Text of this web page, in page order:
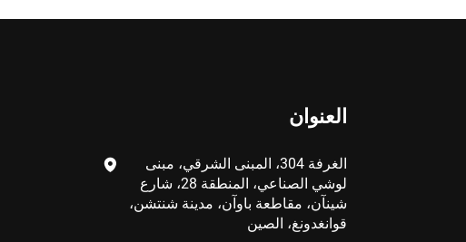
العنوان
الغرفة 304، المبنى الشرقي، مبنى
لوشي الصناعي، المنطقة 28، شارع
شينآن، مقاطعة باوآن، مدينة شنتشن،
قوانغدونغ، الصين